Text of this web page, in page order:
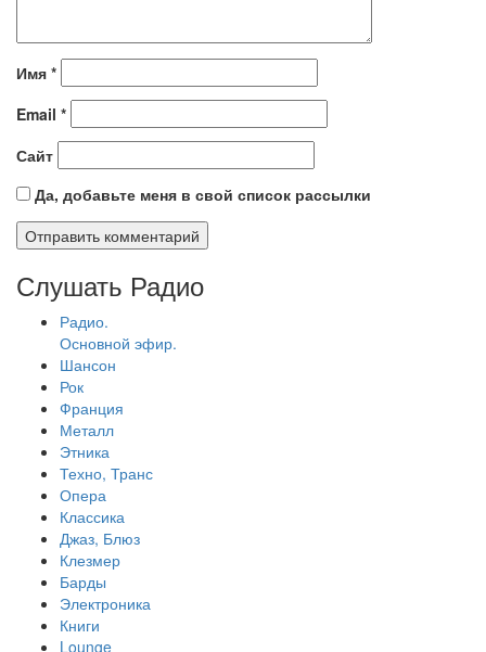
Имя *
Email *
Сайт
Да, добавьте меня в свой список рассылки
Слушать Радио
Радио.
Основной эфир.
Шансон
Рок
Франция
Металл
Этника
Техно, Транс
Опера
Классика
Джаз, Блюз
Клезмер
Барды
Электроника
Книги
Lounge